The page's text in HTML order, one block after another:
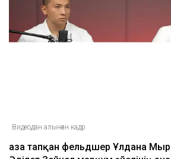
«Заңда бір жыл күту
жазылмаған»: марқұм
күйеуі алғаш рет үн